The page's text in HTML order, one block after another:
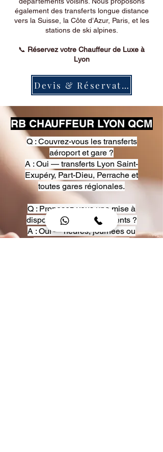
également des transferts longue distance
vers la Suisse, la Côte d’Azur, Paris, et les
stations de ski alpines.
📞 Réservez votre Chauffeur de Luxe à
Lyon
Devis & Réservation
RB CHAUFFEUR LYON QCM
Q : Couvrez-vous les transferts
aéroport et gare ?
A : Oui — transferts Lyon Saint-
Exupéry, Part-Dieu, Perrache et
toutes gares régionales.
Q : Proposez-vous une mise à
disposition pour événements ?
A : Oui — heures, journées ou